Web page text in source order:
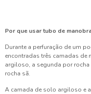
Por que usar tubo de
Durante a perfuração de um
encontradas três camadas
argiloso, a segunda por
rocha sã.
A camada de solo argiloso e